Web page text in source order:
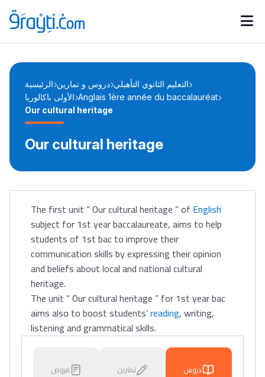
Catégories
d'actualités
Annonces bourses
الرئيسية دروس و تمارين التعليم الثانوي التأهيلي
الأولى باكالوريا Anglais 1ère année du baccalauréat
Our cultural heritage
Our cultural heritage
The first unit “ Our cultural heritage ” of English
subject for 1st year baccalaureate, aims to help
students of 1st bac to improve their
communication skills by expressing their opinion
and beliefs about local and national cultural
heritage.
The unit “ Our cultural heritage ” for 1st year bac
aims also to boost students’reading, writing,
listening and grammatical skills.
دروس تمارين فروض